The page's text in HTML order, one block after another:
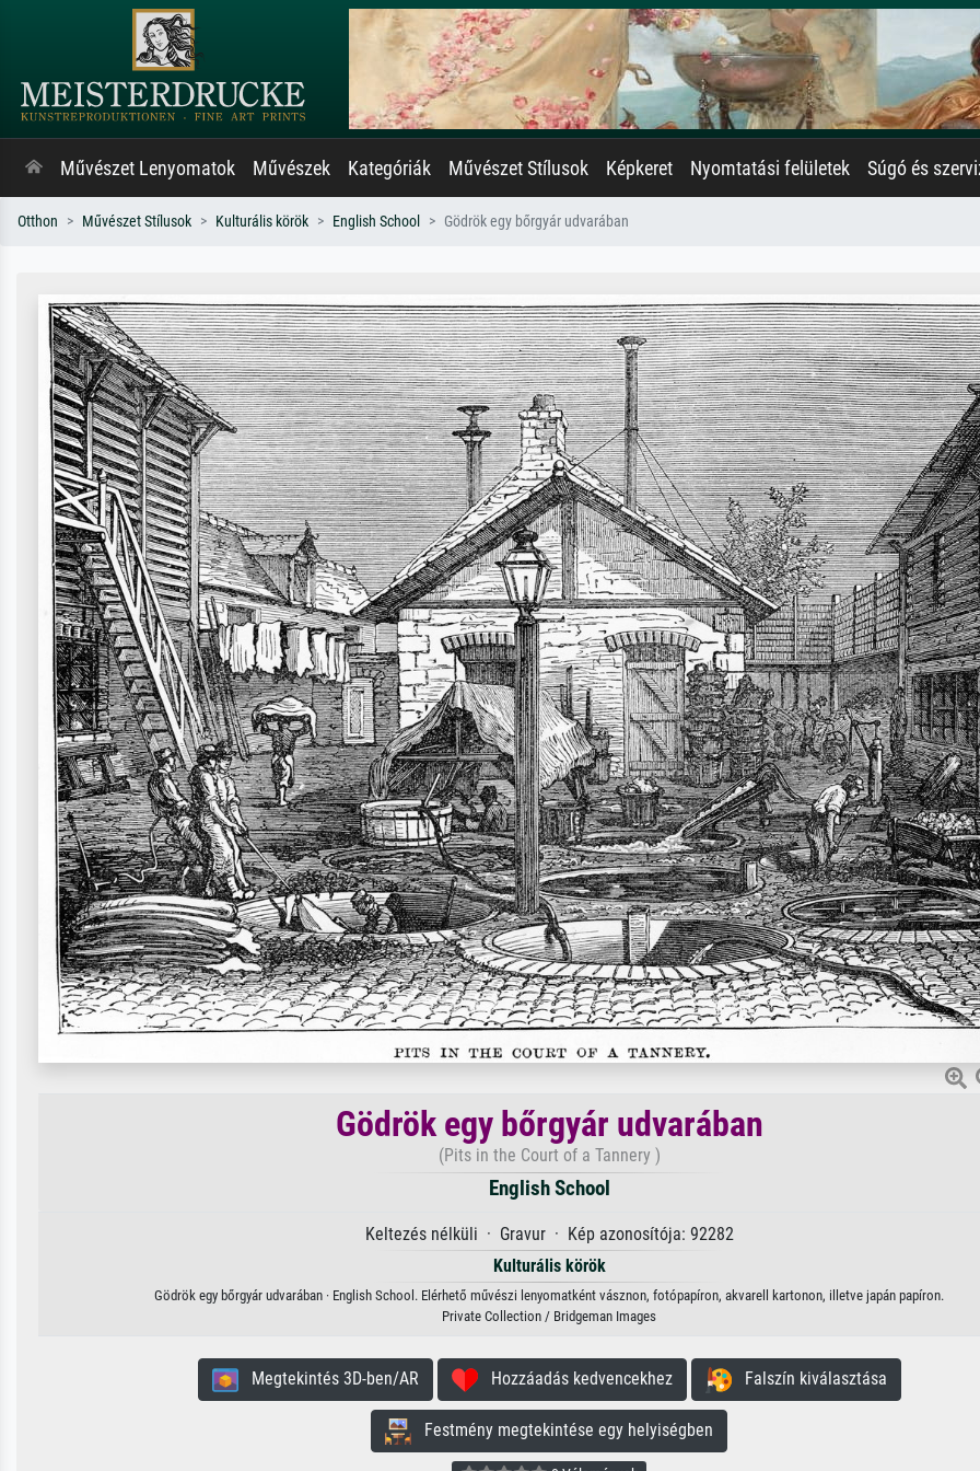
Művészet Lenyomatok Művészek Kategóriák Művészet Stílusok Képkeret Nyomtatási felületek Súgó és
Otthon Művészet Stílusok Kulturális körök English School Gödrök egy bőrgyár udvarában
Gödrök egy bőrgyár udvarában
(Pits in the Court of a Tannery )
English School
Keltezés nélküli · Gravur · Kép azonosítója: 92282
Kulturális körök
Gödrök egy bőrgyár udvarában · English School. Elérhető művészi lenyomatként vásznon, fotópapíron, akvarell kartonon, illetve japán papíron.
Private Collection / Bridgeman Images
Megtekintés 3D-ben/AR Hozzáadás kedvencekhez Falszín kiválasztása
Festmény megtekintése egy helyiségben